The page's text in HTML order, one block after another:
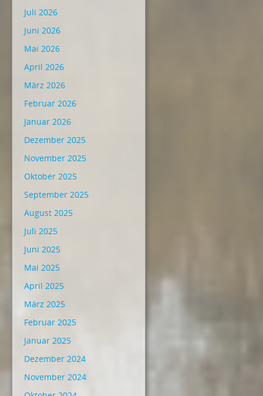
Juli 2026
Juni 2026
Mai 2026
April 2026
März 2026
Februar 2026
Januar 2026
Dezember 2025
November 2025
Oktober 2025
September 2025
August 2025
Juli 2025
Juni 2025
Mai 2025
April 2025
März 2025
Februar 2025
Januar 2025
Dezember 2024
November 2024